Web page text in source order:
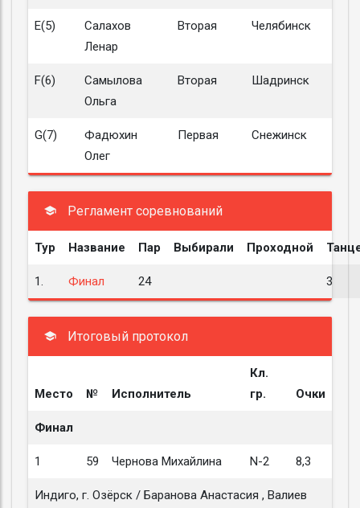
E(5)
Салахов
Ленар
Вторая Челябинск
F(6)
Самылова
Ольга
Вторая Шадринск
G(7)
Фадюхин
Олег
Первая Снежинск
Регламент соревнований
Тур Название Пар Выбирали Проходной
1. Финал 24 3
Итоговый протокол
Место № Исполнитель
Кл.
гр.
Очки
Финал
1 59 Чернова Михайлина N-2 8,3
Индиго, г. Озёрск / Баранова Анастасия , Валиев